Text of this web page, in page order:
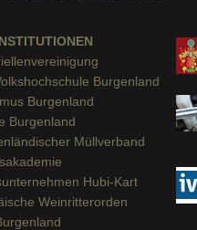
Burgenland
Burgenland
Burgenland
Müllverband
Hubi-Kart
Weinritterorden